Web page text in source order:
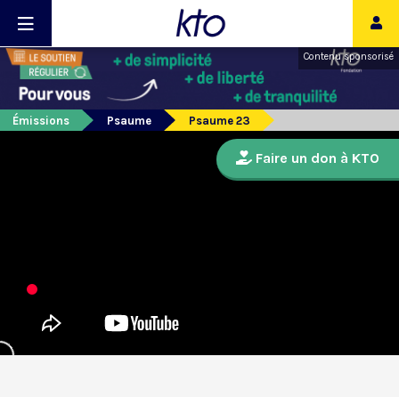
Contenu sponsorisé
Émissions Psaume Psaume 23
Faire un don à KTO